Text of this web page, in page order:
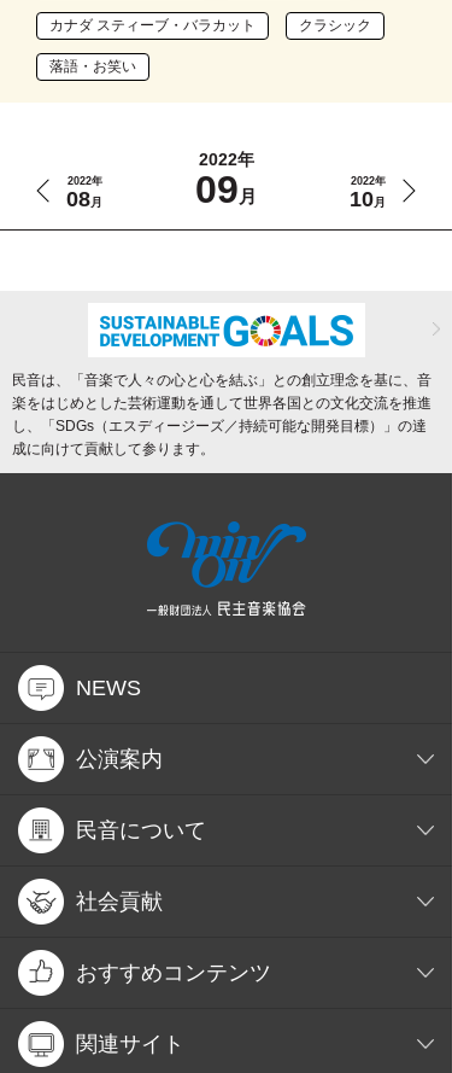
カナダ スティーブ・バラカット クラシック
落語・お笑い
2022年
08月
2022年
09 月
2022年
10月
民音は、「音楽で人々の心と心を結ぶ」との創立理念を基に、音
楽をはじめとした芸術運動を通して世界各国との文化交流を推進
し、「SDGs（エスディージーズ／持続可能な開発目標）」の達
成に向けて貢献して参ります。
NEWS
公演案内
民音について
社会貢献
おすすめコンテンツ
関連サイト